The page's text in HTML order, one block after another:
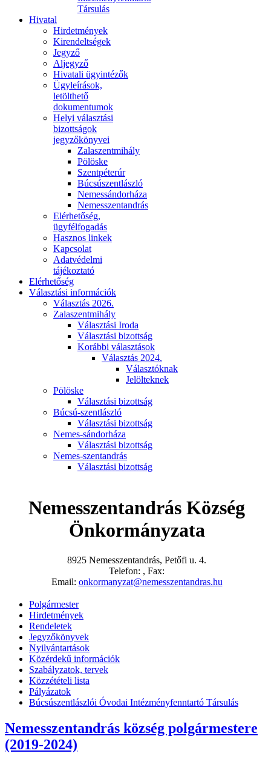
Társulás
Hivatal
Hirdetmények
Kirendeltségek
Jegyző
Aljegyző
Hivatali ügyintézők
Ügyleírások,
letölthető
dokumentumok
Helyi választási
bizottságok
jegyzőkönyvei
Zalaszentmihály
Pölöske
Szentpéterúr
Búcsúszentlászló
Nemessándorháza
Nemesszentandrás
Elérhetőség,
ügyfélfogadás
Hasznos linkek
Kapcsolat
Adatvédelmi
tájékoztató
Elérhetőség
Választási információk
Választás 2026.
Zalaszentmihály
Választási Iroda
Választási bizottság
Korábbi választások
Választás 2024.
Választóknak
Jelölteknek
Pölöske
Választási bizottság
Búcsú-szentlászló
Választási bizottság
Nemes-sándorháza
Választási bizottság
Nemes-szentandrás
Választási bizottság
Nemesszentandrás Község
Önkormányzata
8925 Nemesszentandrás, Petőfi u. 4.
Telefon: , Fax:
Email: onkormanyzat@nemesszentandras.hu
Polgármester
Hirdetmények
Rendeletek
Jegyzőkönyvek
Nyilvántartások
Közérdekű információk
Szabályzatok, tervek
Közzétételi lista
Pályázatok
Búcsúszentlászlói Óvodai Intézményfenntartó Társulás
Nemesszentandrás község polgármestere
(2019-2024)